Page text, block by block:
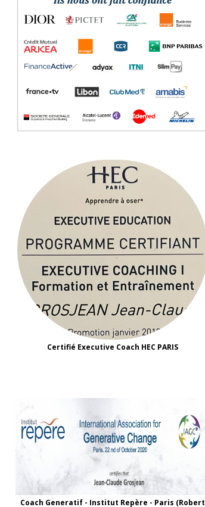
Certifié Executive Coach HEC PARIS
Coach Generatif - Institut Repère - Paris (Robert